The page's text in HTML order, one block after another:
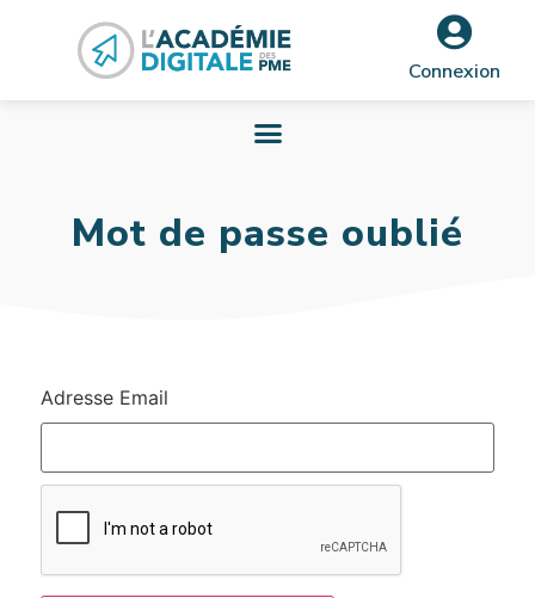
Connexion
Mot de passe oublié
Adresse Email